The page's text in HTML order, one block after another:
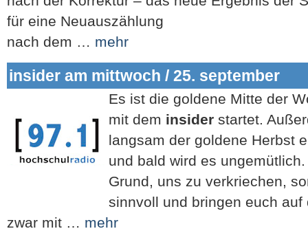
für eine Neuauszählung
nach dem … mehr
insider am mittwoch / 25. september
Es ist die goldene Mitte der
mit dem insider startet.
langsam der goldene Herbst
und bald wird es
Grund, uns zu verkriechen,
sinnvoll und bringen euch
zwar mit … mehr